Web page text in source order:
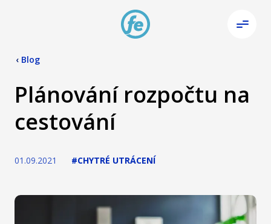
‹ Blog
Plánování rozpočtu na
cestování
01.09.2021 #CHYTRÉ UTRÁCENÍ